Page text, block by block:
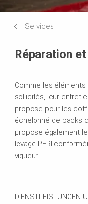
Services
Réparation
Comme les
sollicités, leur
propose pour les
échelonné de packs
propose également
levage PERI
vigueur.
DIENSTLEISTUNGEN